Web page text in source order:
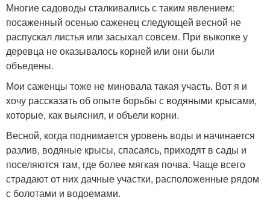
Многие садоводы сталкивались с таким явлением:
посаженный осенью саженец следующей весной не
распускал листья или засыхал совсем. При выкопке у
деревца не оказывалось корней или они были
объедены.
Мои саженцы тоже не миновала такая участь. Вот я и
хочу рассказать об опыте борьбы с водяными крысами,
которые, как выяснил, и объели корни.
Весной, когда поднимается уровень воды и начинается
разлив, водяные крысы, спасаясь, приходят в сады и
поселяются там, где более мягкая почва. Чаще всего
страдают от них дачные участки, расположенные рядом
с болотами и водоемами.